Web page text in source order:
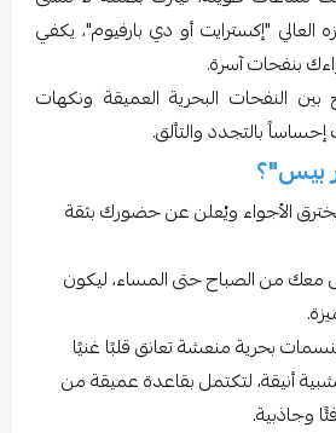
العالي "إكسترايت أو دي بارفيوم"، يكفي
بنفحات آسرة.
بين النفحات البحرية العميقة ونكهات
بالتجدد والتألق.
بيس"؟
الأجواء ويُعلن عن حضورك بثقة
معك من الصباح حتى المساء، ليكون
بحرية منعشة تعانق قلبًا غنيًا
أنيقة، لتكتمل بقاعدة عميقة من
وجاذبية.